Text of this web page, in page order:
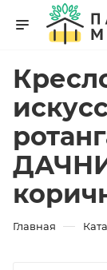
Главная —